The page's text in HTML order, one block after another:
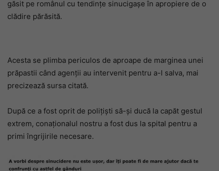
găsit pe românul cu tendințe sinucigașe în apropiere de o
clădire părăsită.
Acesta se plimba periculos de aproape de marginea unei
prăpastii când agenții au intervenit pentru a-l salva, mai
precizează sursa citată.
După ce a fost oprit de polițiști să-și ducă la capăt gestul
extrem, conaționalul nostru a fost dus la spital pentru a
primi îngrijirile necesare.